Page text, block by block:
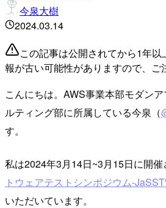
今泉大樹
2024.03.14
この記事は公開されてから1年
報が古い可能性がありますので、ご
こんにちは。AWS事業本部モダン
ルティング部に所属している今泉（
す。
私は2024年3月14日~3月15日に開催
トウェアテストシンポジウム-
いただいています。